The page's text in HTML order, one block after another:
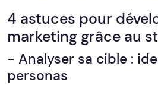
4 astuces pour
marketing grâce au
- Analyser sa cible :
personas